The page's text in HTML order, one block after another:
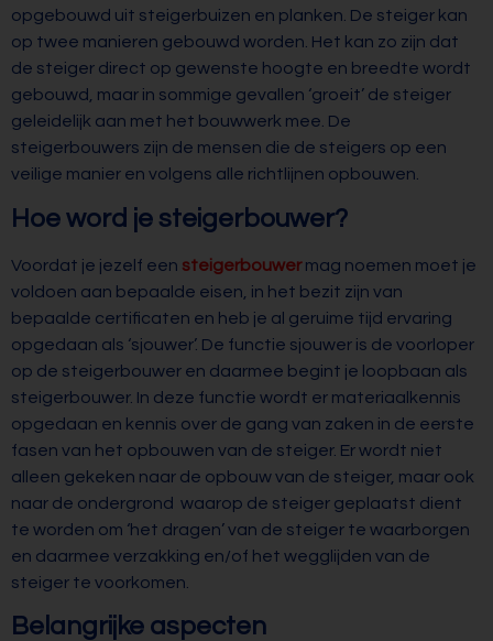
opgebouwd uit steigerbuizen en planken. De steiger kan
op twee manieren gebouwd worden. Het kan zo zijn dat
de steiger direct op gewenste hoogte en breedte wordt
gebouwd, maar in sommige gevallen ‘groeit’ de steiger
geleidelijk aan met het bouwwerk mee. De
steigerbouwers zijn de mensen die de steigers op een
veilige manier en volgens alle richtlijnen opbouwen.
Hoe word je steigerbouwer?
Voordat je jezelf een steigerbouwermag noemen moet je
voldoen aan bepaalde eisen, in het bezit zijn van
bepaalde certificaten en heb je al geruime tijd ervaring
opgedaan als ‘sjouwer’. De functie sjouwer is de voorloper
op de steigerbouwer en daarmee begint je loopbaan als
steigerbouwer. In deze functie wordt er materiaalkennis
opgedaan en kennis over de gang van zaken in de eerste
fasen van het opbouwen van de steiger. Er wordt niet
alleen gekeken naar de opbouw van de steiger, maar ook
naar de ondergrond waarop de steiger geplaatst dient
te worden om ‘het dragen’ van de steiger te waarborgen
en daarmee verzakking en/of het wegglijden van de
steiger te voorkomen.
Belangrijke aspecten